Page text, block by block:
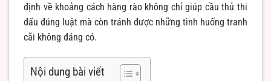
định về khoảng cách hàng rào không chỉ giúp cầu thủ thi
đấu đúng luật mà còn tránh được những tình huống tranh
cãi không đáng có.
Nội dung bài viết